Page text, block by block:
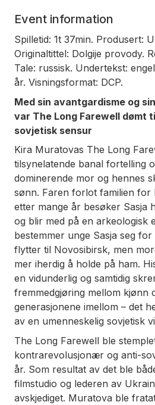
Event information
Spilletid: 1t 37min. Produsert:
Originaltittel: Dolgije provody.
Tale: russisk. Undertekst:
år. Visningsformat: DCP.
Med sin avantgardisme og
var The Long Farewell dømt
sovjetisk sensur
Kira Muratovas The Long
tilsynelatende banal fortelling
dominerende mor og hennes
sønn. Faren forlot familien for
etter mange år besøker Sasja
og blir med på en arkeologisk
bestemmer unge Sasja seg
flytter til Novosibirsk, men
mer iherdig å holde på ham.
en vidunderlig og samtidig
fremmedgjøring mellom kjønn
generasjonene imellom – det
av en umenneskelig sovjetisk
The Long Farewell ble
kontrarevolusjonær og anti-
år. Som resultat av det ble
filmstudio og lederen av
avskjediget. Muratova ble